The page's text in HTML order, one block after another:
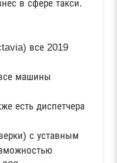
в сфере такси.
все 2019
машины
есть диспетчера
с уставным